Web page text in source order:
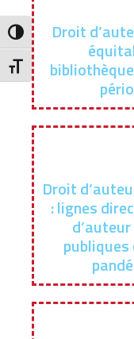
Toggle High Contrast
Toggle Font size
Droit
Droit
: lignes
publiques